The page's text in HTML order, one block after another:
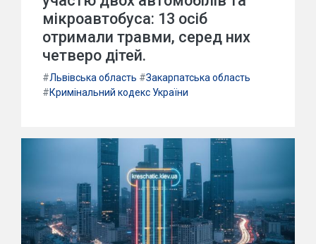
мікроавтобуса: 13 осіб
отримали травми, серед них
четверо дітей.
#Львівська область #Закарпатська область
#Кримінальний кодекс України